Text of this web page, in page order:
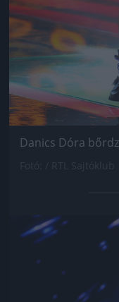
Danics Dóra